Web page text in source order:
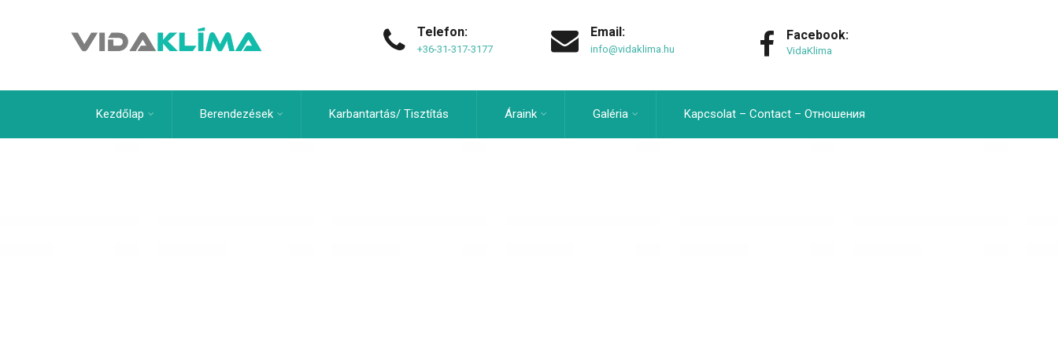
Telefon:
+36-31-317-3177
Email:
info@vidaklima.hu
Facebook:
VidaKlima
Kezdőlap Berendezések Karbantartás/ Tisztítás Áraink Galéria Kapcsolat – Contact – Oтношения